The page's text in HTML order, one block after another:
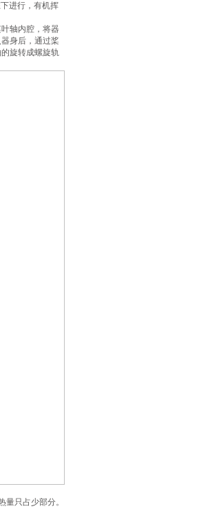
进行，有机挥
轴内腔，将器
身后，通过桨
旋转成螺旋轨
只占少部分。